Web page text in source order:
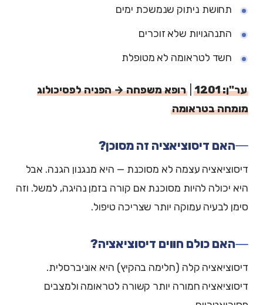
תחושת ניתוק שנמשכת ימים
התנהגויות שלא זוכרים
חשד לטראומה לא מטופלת
ער"ן: 1201 |רופא משפחה → הפניה לפסיכולוג
מומחה בטראומה
האם דיסוציאציה זה מסוכן?
דיסוציאציה עצמה לא מסוכנת — היא מנגנון הגנה. אבל
היא יכולה להיות מסוכנת אם קורה בזמן נהיגה, למשל. וזה
סימן לבעיה עמוקה יותר שצריכה טיפול.
האם כולם חווים דיסוציאציה?
דיסוציאציה קלה (חלימה בהקיץ) היא אוניברסלית.
דיסוציאציה חמורה יותר קשורה לטראומה ולמצבים